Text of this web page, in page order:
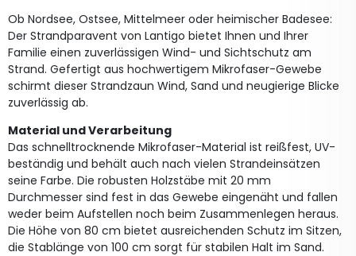
Ob Nordsee, Ostsee, Mittelmeer oder heimischer Badesee:
Der Strandparavent von Lantigo bietet Ihnen und Ihrer
Familie einen zuverlässigen Wind- und Sichtschutz am
Strand. Gefertigt aus hochwertigem Mikrofaser-Gewebe
schirmt dieser Strandzaun Wind, Sand und neugierige Blicke
zuverlässig ab.
Material und Verarbeitung
Das schnelltrocknende Mikrofaser-Material ist reißfest, UV-
beständig und behält auch nach vielen Strandeinsätzen
seine Farbe. Die robusten Holzstäbe mit 20 mm
Durchmesser sind fest in das Gewebe eingenäht und fallen
weder beim Aufstellen noch beim Zusammenlegen heraus.
Die Höhe von 80 cm bietet ausreichenden Schutz im Sitzen,
die Stablänge von 100 cm sorgt für stabilen Halt im Sand.